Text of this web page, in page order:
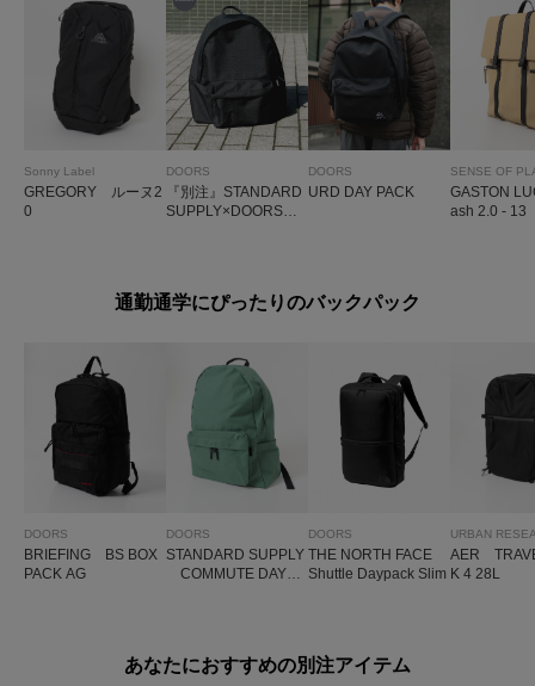
Sonny Label
GREGORY ルーヌ2
0
DOORS
『別注』STANDARD
SUPPLY×DOORS
DOORS
URD DAY PACK
SENSE OF
GASTON
ash 2.0 - 13
通勤通学にぴったりのバックパック
DOORS
BRIEFING BS BOX
PACK AG
DOORS
STANDARD SUPPLY
COMMUTE DAYPA
DOORS
THE NORTH FACE
Shuttle Daypack Slim
URBAN
AER
K 4 28L
あなたにおすすめの別注アイテム